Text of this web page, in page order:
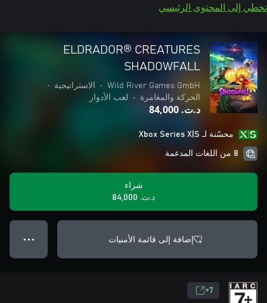
تخطي إلى المحتوى الرئيسي
ELDRADOR® CREATURES
SHADOWFALL
Wild River Games GmbH
• الاستراتيجية
•
الحركة والمغامرة
• لعب الأدوار
د.ت.‏ 84,000
محسّنة لـ Xbox Series X|S
8 من اللغات المدعمة
شراء
د.ت.‏ 84,000
إضافة إلى قائمة الأمنيات ● ● ●
7+